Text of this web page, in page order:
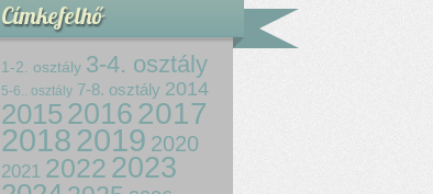
Címkefelhő
1-2. osztály 3-4. osztály
5-6.. osztály 7-8. osztály 2014
2015 2016 2017
20182019 2020
2021 2022 2023